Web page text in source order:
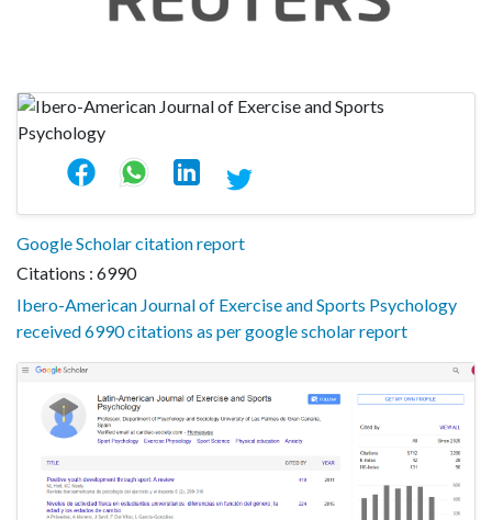
Google Scholar citation report
Citations : 6990
Ibero-American Journal of Exercise and Sports Psychology
received 6990 citations as per google scholar report